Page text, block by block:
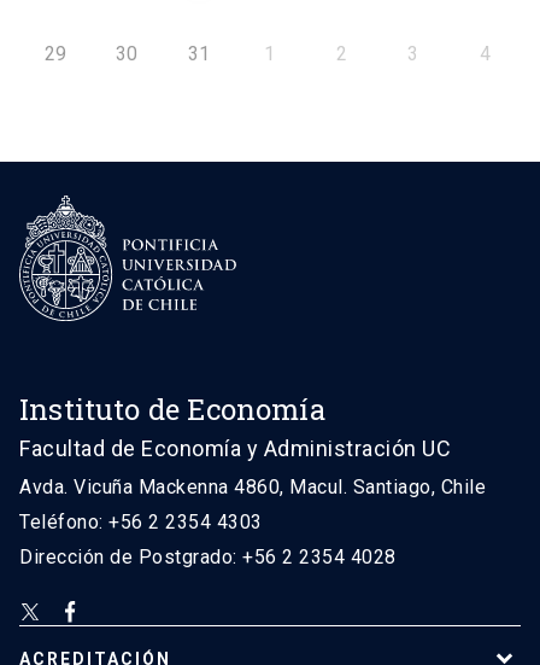
29 30 31 1 2 3 4
Instituto de Economía
Facultad de Economía y Administración UC
Avda. Vicuña Mackenna 4860, Macul. Santiago, Chile
Teléfono: +56 2 2354 4303
Dirección de Postgrado: +56 2 2354 4028
ACREDITACIÓN